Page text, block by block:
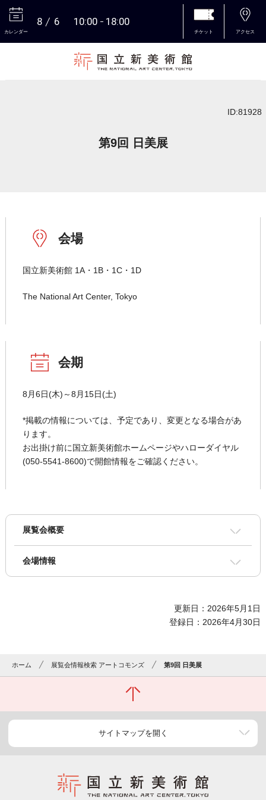
カレンダー
8 6 10:00 18:00
チケット アクセス
ID:81928
第9回 日美展
会場
国立新美術館 1A・1B・1C・1D
The National Art Center, Tokyo
会期
8月6日(木)～8月15日(土)
*掲載の情報については、予定であり、変更となる場合があ
ります。
お出掛け前に国立新美術館ホームページやハローダイヤル
(050-5541-8600)で開館情報をご確認ください。
展覧会概要
会場情報
更新日：2026年5月1日
登録日：2026年4月30日
ホーム 展覧会情報検索 アートコモンズ 第9回 日美展
サイトマップを開く